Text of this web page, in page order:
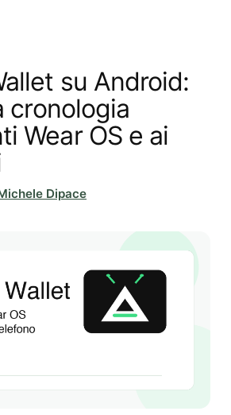
su Android:
cronologia
Wear OS e ai
Dipace